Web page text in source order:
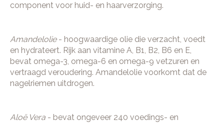
component voor huid- en haarverzorging.
Amandelolie- hoogwaardige olie die verzacht, voedt
en hydrateert. Rijk aan vitamine A, B1, B2, B6 en E,
bevat omega-3, omega-6 en omega-9 vetzuren en
vertraagd veroudering. Amandelolie voorkomt dat de
nagelriemen uitdrogen.
Aloë Vera - bevat ongeveer 240 voedings- en